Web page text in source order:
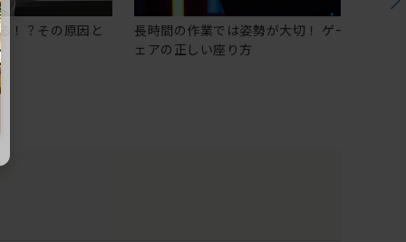
！？その原因と
長時間の作業では姿勢が大切！ ゲーミングチ
ェアの正しい座り方